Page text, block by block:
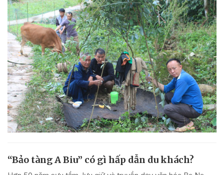
“Bảo tàng A Biu” có gì hấp dẫn du khách?